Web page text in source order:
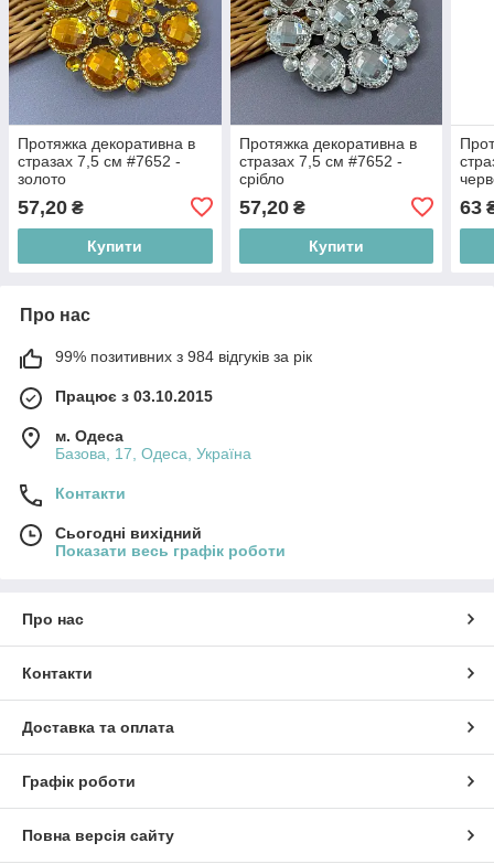
Протяжка декоративна в
стразах 7,5 см #7652 -
золото
57,20 ₴
Купити
Протяжка декоративна в
стразах 7,5 см #7652 -
срібло
57,20₴
Купити
63
Про нас
99% позитивних з 984 відгуків за рік
Працює з 03.10.2015
м. Одеса
Базова, 17, Одеса, Україна
Контакти
Сьогодні вихідний
Показати весь графік роботи
Про нас
Контакти
Доставка та оплата
Графік роботи
Повна версія сайту